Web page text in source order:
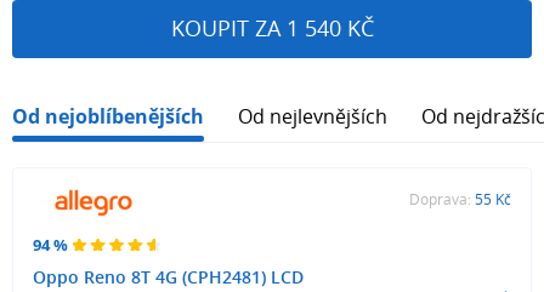
KOUPIT ZA 1 540 KČ
Od nejoblíbenějších Od nejlevnějších Od
94 %
Oppo Reno 8T 4G (CPH2481) LCD
Doprava: 55 Kč